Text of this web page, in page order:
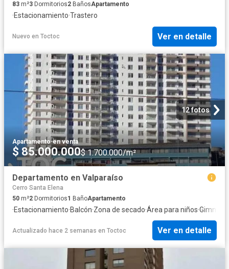
83 m²3 Dormitorios2 BañosApartamento
·Estacionamiento·Trastero
Nuevo en Toctoc Ver en detalle
12 fotos
Apartamento·en venta
$ 85.000.000$ 1.700.000/m²
Departamento en Valparaíso
Cerro Santa Elena
50 m²2 Dormitorios1 BañoApartamento
·Estacionamiento·Balcón·Zona de secado·Área para niños·Gimnasio
Actualizado hace 2 semanas en Toctoc Ver en detalle